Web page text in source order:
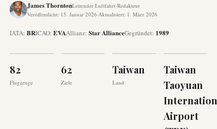
James ThorntonLeitender Luftfahrt-Redakteur
Veröffentlicht: 15. Januar 2026·Aktualisiert: 1. März 2026
IATA: BRICAO: EVAAllianz: Star AllianceGegründet: 1989
82
Flugzeuge
62
Ziele
Taiwan
Land
Taiwan
Taoyuan
Airport